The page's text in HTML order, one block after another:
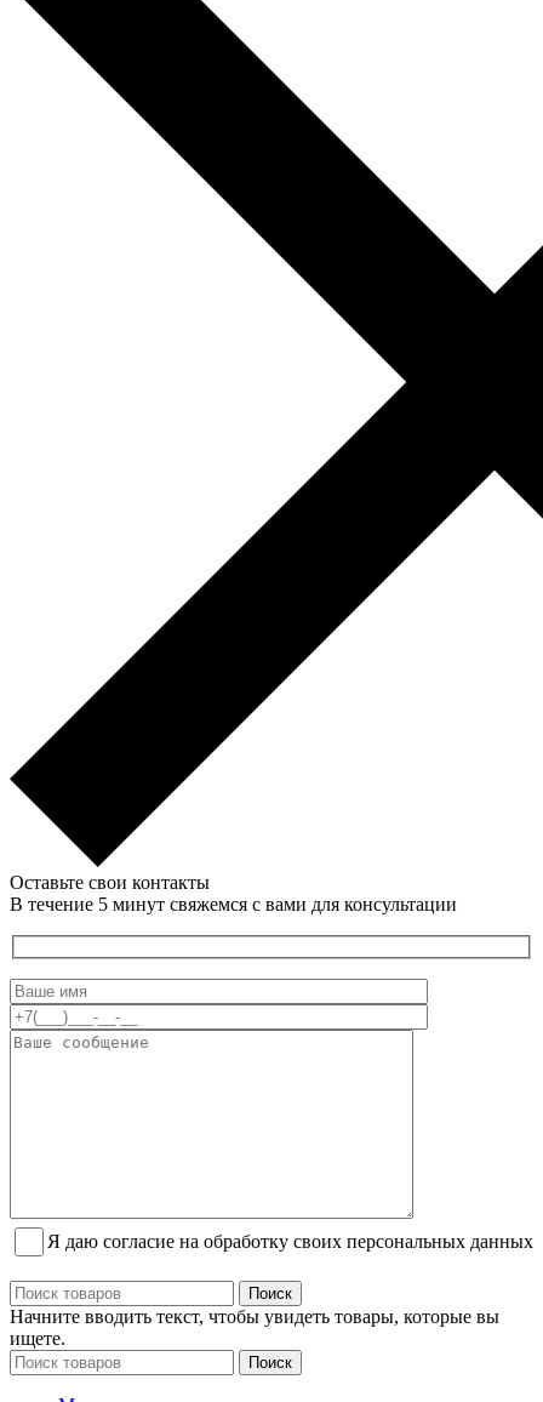
Оставьте свои контакты
В течение 5 минут свяжемся с вами для консультации
Я даю согласие на обработку своих персональных данных
Поиск
Начните вводить текст, чтобы увидеть товары, которые вы
ищете.
Поиск